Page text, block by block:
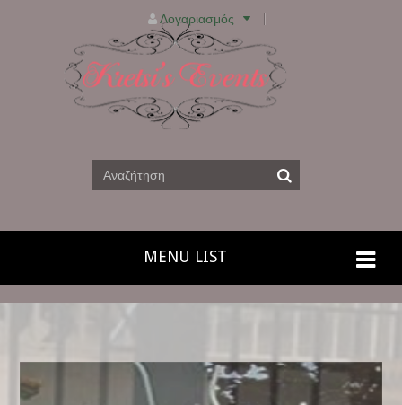
Λογαριασμός
MENU LIST